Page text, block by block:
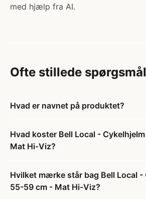
med hjælp fra AI.
Ofte stillede spørgsmål
Hvad er navnet på produktet?
Hvad koster Bell Local -
Mat Hi-Viz?
Hvilket mærke står bag Bell Local -
55-59 cm - Mat Hi-Viz?